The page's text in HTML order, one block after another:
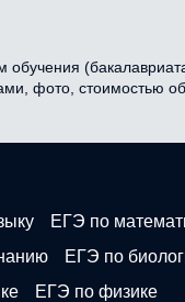
фото, стоимостью
ЕГЭ по
ЕГЭ по
ЕГЭ по физике